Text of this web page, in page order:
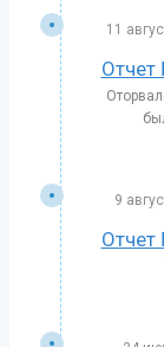
11
Отчет
9
Отчет